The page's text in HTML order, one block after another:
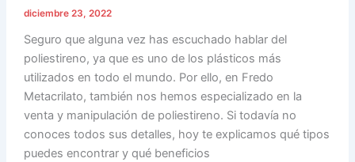
diciembre 23, 2022
Seguro que alguna vez has escuchado hablar del
poliestireno, ya que es uno de los plásticos más
utilizados en todo el mundo. Por ello, en Fredo
Metacrilato, también nos hemos especializado en la
venta y manipulación de poliestireno. Si todavía no
conoces todos sus detalles, hoy te explicamos qué tipos
puedes encontrar y qué beneficios